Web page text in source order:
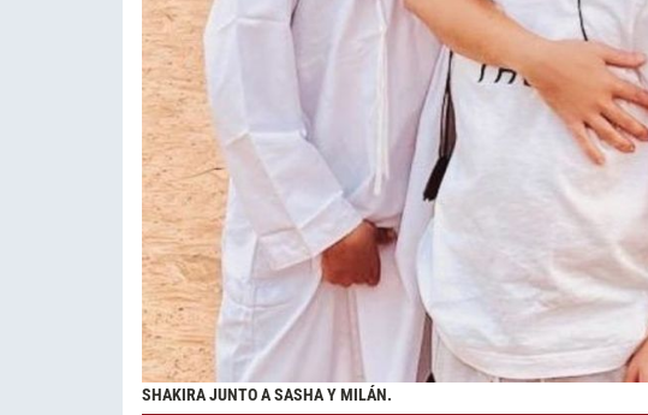
SHAKIRA JUNTO A SASHA Y MILÁN.